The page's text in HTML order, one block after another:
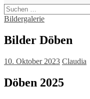
Suchen
nach:
Bildergalerie
Bilder Döben
10. Oktober 2023 Claudia
Döben 2025